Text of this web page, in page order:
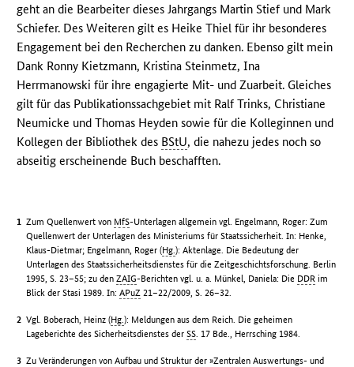
geht an die Bearbeiter dieses Jahrgangs Martin Stief und Mark
Schiefer. Des Weiteren gilt es Heike Thiel für ihr besonderes
Engagement bei den Recherchen zu danken. Ebenso gilt mein
Dank Ronny Kietzmann, Kristina Steinmetz, Ina
Herrmanowski für ihre engagierte Mit- und Zuarbeit. Gleiches
gilt für das Publikationssachgebiet mit Ralf Trinks, Christiane
Neumicke und Thomas Heyden sowie für die Kolleginnen und
Kollegen der Bibliothek des BStU, die nahezu jedes noch so
abseitig erscheinende Buch beschafften.
Zum Quellenwert von MfS-Unterlagen allgemein vgl. Engelmann, Roger: Zum
Quellenwert der Unterlagen des Ministeriums für Staatssicherheit. In: Henke,
Klaus-Dietmar; Engelmann, Roger (Hg.): Aktenlage. Die Bedeutung der
Unterlagen des Staatssicherheitsdienstes für die Zeitgeschichtsforschung. Berlin
1995, S. 23–55; zu denZAIG-Berichten vgl. u. a. Münkel, Daniela: Die DDR im
Blick der Stasi 1989. In:APuZ 21–22/2009, S. 26–32.
Vgl. Boberach, Heinz (Hg.): Meldungen aus dem Reich. Die geheimen
Lageberichte des Sicherheitsdienstes derSS . 17 Bde., Herrsching 1984.
Zu Veränderungen von Aufbau und Struktur der »Zentralen Auswertungs- und